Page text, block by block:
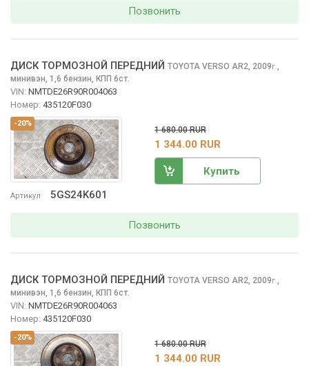
Позвонить
-20%
Артикул 5GS24K601
ДИСК ТОРМОЗНОЙ ПЕРЕДНИЙ TOYOTA VERSO AR2, 2009г.,
минивэн, 1,6 бензин, КПП 6ст.
VIN: NMTDE26R90R004063
Номер: 435120F030
1 680.00 RUR
1 344.00 RUR
Купить
Позвонить
-20%
ДИСК ТОРМОЗНОЙ ПЕРЕДНИЙ TOYOTA VERSO AR2, 2009г.,
минивэн, 1,6 бензин, КПП 6ст.
VIN: NMTDE26R90R004063
Номер: 435120F030
1 680.00 RUR
1 344.00 RUR